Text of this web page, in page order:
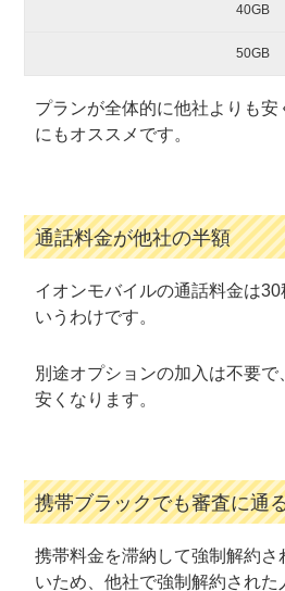
40GB
50GB
プランが全体的に他社よりも
にもオススメです。
通話料金が他社の半額
イオンモバイルの通話料金は
いうわけです。
別途オプションの加入は不要
安くなります。
携帯ブラックでも審査に通
携帯料金を滞納して強制解約
いため、他社で強制解約された